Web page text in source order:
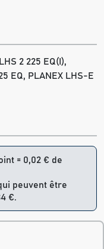
2 225 EQ(I),
EQ, PLANEX LHS-E
= 0,02 € de
peuvent être
€.